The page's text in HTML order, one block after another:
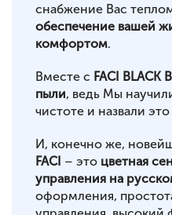
снабжение Вас
обеспечение вашей
комфортом.
Вместе с FACI BLACK
пыли, ведь Мы
чистоте и назвали это
И, конечно же,
FACI – это цветная
управления на
оформления,